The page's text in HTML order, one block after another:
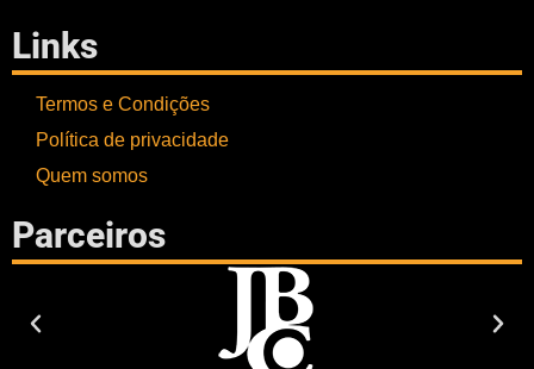
Links
Termos e Condições
Política de privacidade
Quem somos
Parceiros